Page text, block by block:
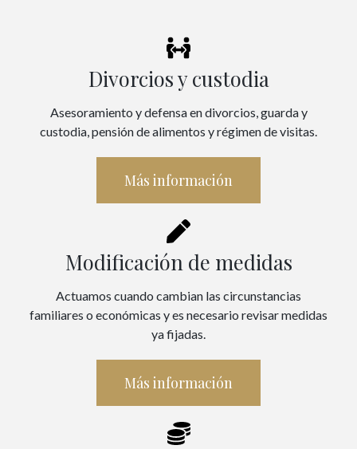
Divorcios y custodia
Asesoramiento y defensa en divorcios, guarda y
custodia, pensión de alimentos y régimen de visitas.
Más información
Modificación de medidas
Actuamos cuando cambian las circunstancias
familiares o económicas y es necesario revisar medidas
ya fijadas.
Más información